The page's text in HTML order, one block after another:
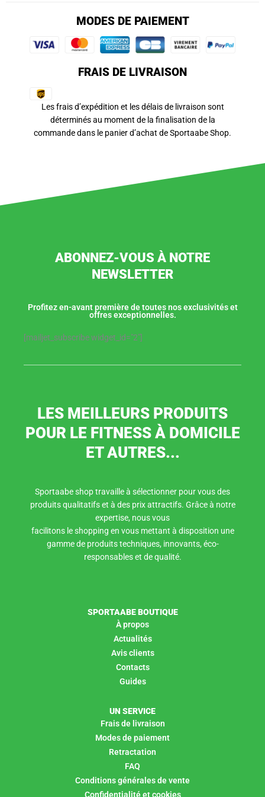
MODES DE PAIEMENT
FRAIS DE LIVRAISON
Les frais d’expédition et les délais de livraison sont
déterminés au moment de la finalisation de la
commande dans le panier d’achat de Sportaabe Shop.
ABONNEZ-VOUS À NOTRE
NEWSLETTER
Profitez en-avant première de toutes nos exclusivités et
offres exceptionnelles.
[mailjet_subscribe widget_id="2"]
LES MEILLEURS PRODUITS
POUR LE FITNESS À DOMICILE
ET AUTRES...
Sportaabe shop travaille à sélectionner pour vous des
produits qualitatifs et à des prix attractifs. Grâce à notre
expertise, nous vous
facilitons le shopping en vous mettant à disposition une
gamme de produits techniques, innovants, éco-
responsables et de qualité.
SPORTAABE BOUTIQUE
À propos
Actualités
Avis clients
Contacts
Guides
UN SERVICE
Frais de livraison
Modes de paiement
Retractation
FAQ
Conditions générales de vente
Confidentialité et cookies